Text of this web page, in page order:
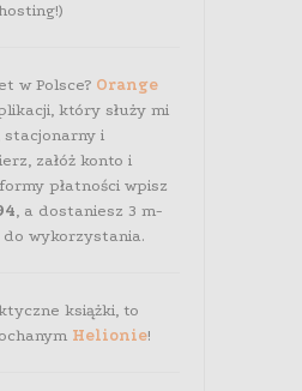
w Polsce? Orange
który służy mi
stacjonarny i
załóż konto i
płatności wpisz
, a dostaniesz 3 m-
do wykorzystania.
książki, to
Helionie!